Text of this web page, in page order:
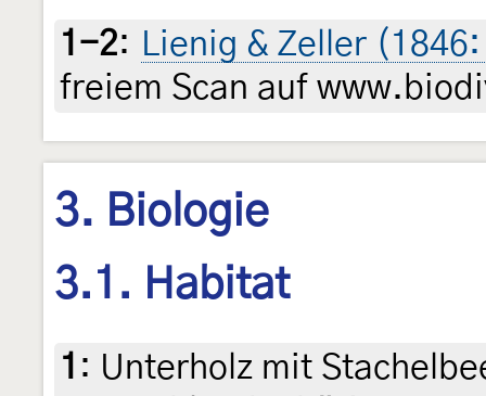
1-2: Lienig & Zeller
freiem Scan auf
3. Biologie
3.1. Habitat
1 : Unterholz mit